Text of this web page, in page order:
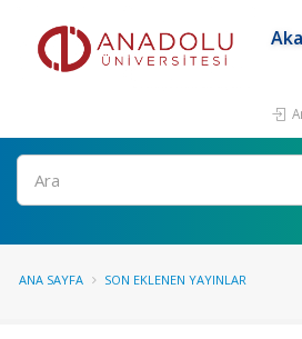
Ara
ANA SAYFA SON EKLENEN YAYINLAR